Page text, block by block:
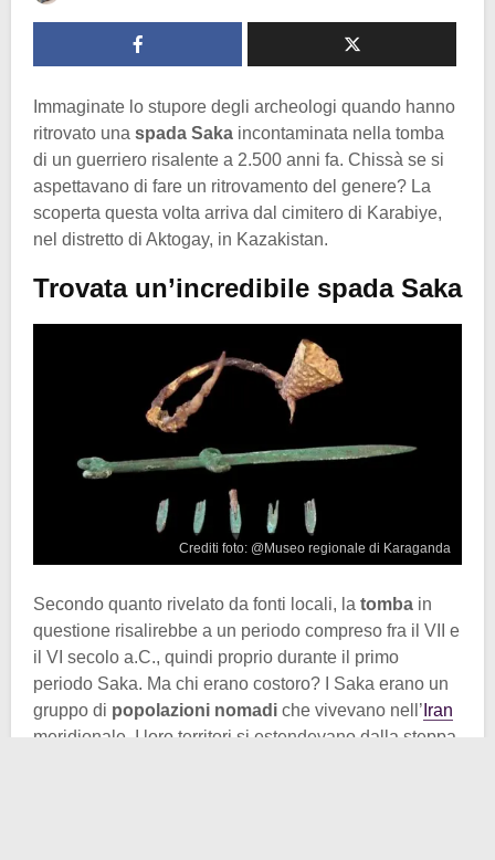
Immaginate lo stupore degli archeologi quando hanno
ritrovato una spada Saka incontaminata nella tomba
di un guerriero risalente a 2.500 anni fa. Chissà se si
aspettavano di fare un ritrovamento del genere? La
scoperta questa volta arriva dal cimitero di Karabiye,
nel distretto di Aktogay, in Kazakistan.
Trovata un’incredibile spada Saka
Crediti foto: @Museo regionale di Karaganda
Secondo quanto rivelato da fonti locali, la tomba in
questione risalirebbe a un periodo compreso fra il VII e
il VI secolo a.C., quindi proprio durante il primo
periodo Saka. Ma chi erano costoro? I Saka erano un
gruppo di popolazioni nomadi che vivevano nell’ Iran
meridionale. I loro territori si estendevano dalla steppa